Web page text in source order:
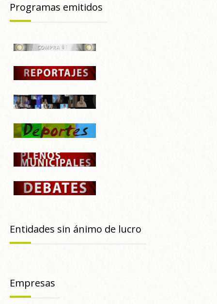
Programas emitidos
Entidades sin ánimo de lucro
Empresas